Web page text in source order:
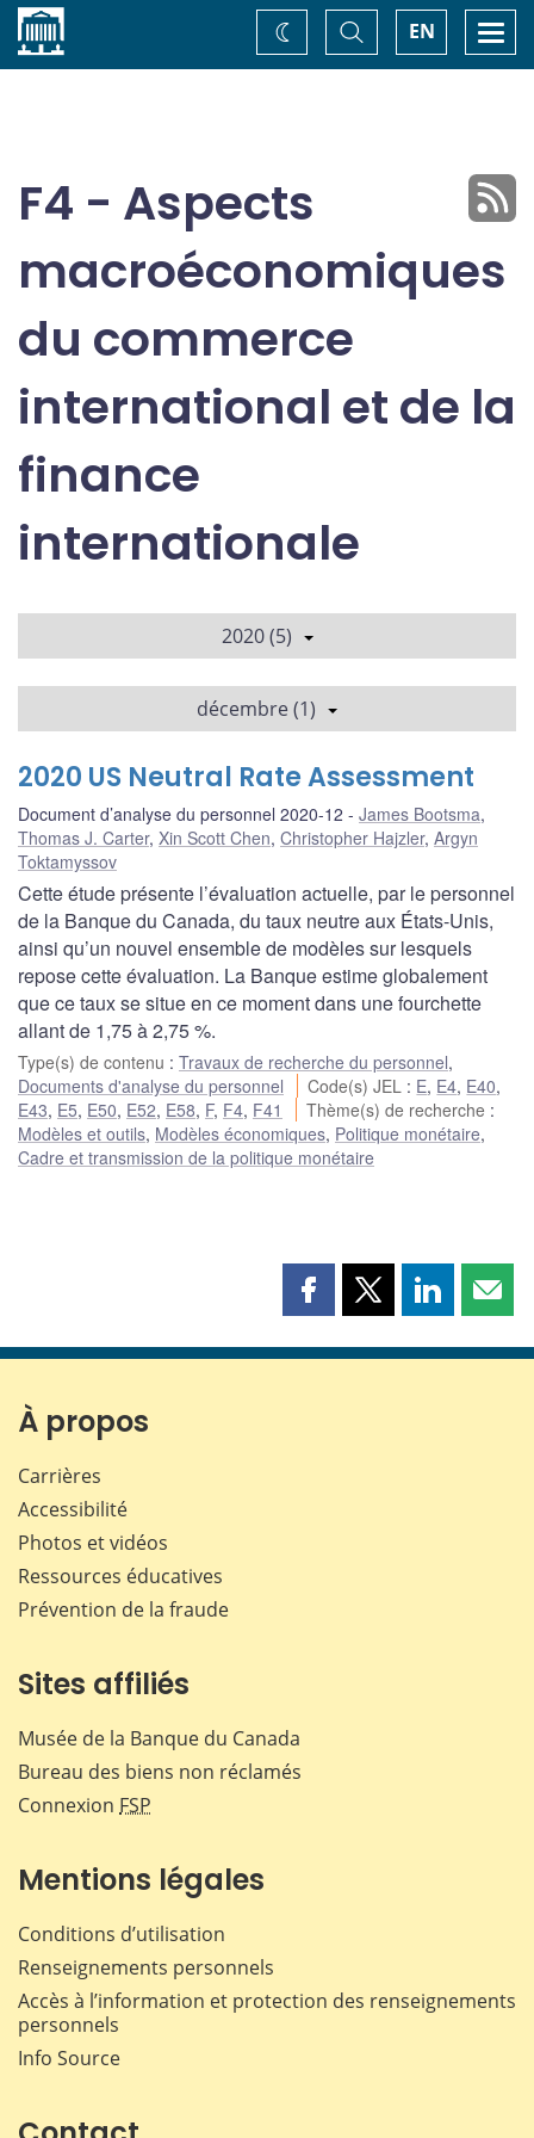
Accueil EN
Basculer
la
recherche
Changez
de
F4 - Aspects
macroéconomiques
du commerce
international et de la
finance
internationale
2020 (5)
décembre (1)
2020 US Neutral Rate Assessment
Document d’analyse du personnel 2020-12 James Bootsma,
Thomas J. Carter, Xin Scott Chen, Christopher Hajzler, Argyn
Toktamyssov
Cette étude présente l’évaluation actuelle, par le personnel
de la Banque du Canada, du taux neutre aux États-Unis,
ainsi qu’un nouvel ensemble de modèles sur lesquels
repose cette évaluation. La Banque estime globalement
que ce taux se situe en ce moment dans une fourchette
allant de 1,75 à 2,75 %.
Type(s) de contenu : Travaux de recherche du personnel,
Documents d'analyse du personnel
Code(s) JEL : E, E4, E40,
E43, E5, E50, E52, E58, F, F4, F41 Thème(s) de recherche :
Modèles et outils, Modèles économiques, Politique monétaire,
Cadre et transmission de la politique monétaire
Partager
page
Partager
page
Partager
page page
À propos
Carrières
Accessibilité
Photos et vidéos
Ressources éducatives
Prévention de la fraude
Sites affiliés
Musée de la Banque du Canada
Bureau des biens non réclamés
Connexion FSP
Mentions légales
Conditions d’utilisation
Renseignements personnels
Accès à l’information et protection des renseignements
personnels
Info Source